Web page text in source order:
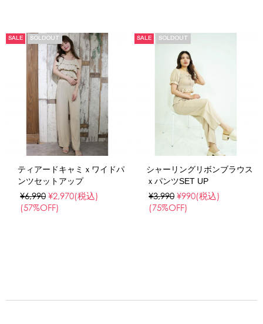
SALE SOLDOUT
ティアードキャミｘワイドパ
ンツセットアップ
¥6,990 ¥2,970(税込)
(57%OFF)
SALE SOLDOUT
シャーリングリボンブラウス
ｘパンツSET UP
¥3,990 ¥990(税込)
(75%OFF)